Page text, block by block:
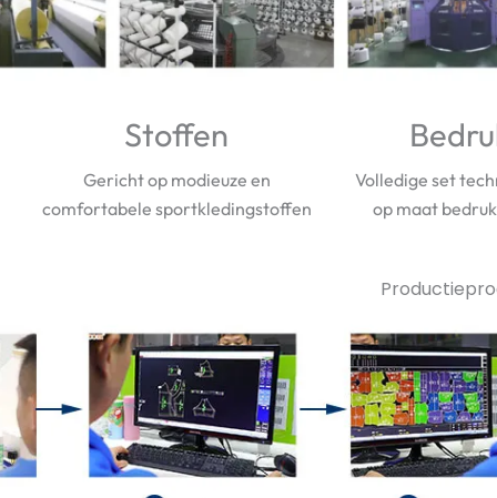
Stoffen
Gericht op modieuze en
comfortabele sportkledingstoffen
Volledige set
op maat